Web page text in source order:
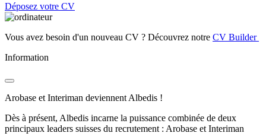
Déposez votre CV
Vous avez besoin d'un nouveau CV ? Découvrez notre CV Builder
Information
Arobase et Interiman deviennent Albedis !
Dès à présent, Albedis incarne la puissance combinée de deux
principaux leaders suisses du recrutement : Arobase et Interiman